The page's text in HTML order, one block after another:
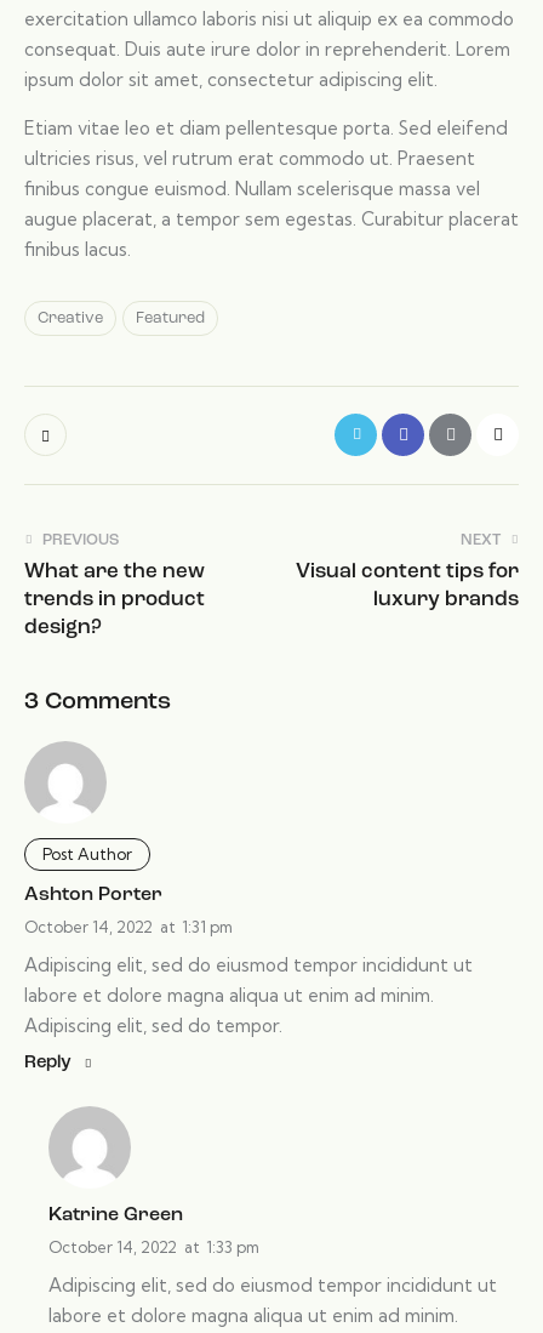
exercitation ullamco laboris nisi ut aliquip ex ea commodo
consequat. Duis aute irure dolor in reprehenderit. Lorem
ipsum dolor sit amet, consectetur adipiscing elit.
Etiam vitae leo et diam pellentesque porta. Sed eleifend
ultricies risus, vel rutrum erat commodo ut. Praesent
finibus congue euismod. Nullam scelerisque massa vel
augue placerat, a tempor sem egestas. Curabitur placerat
finibus lacus.
Creative Featured
PREVIOUS
What are the new
trends in product
design?
NEXT
Visual content tips for
luxury brands
3 Comments
Post Author
Ashton Porter
October 14, 2022 at 1:31 pm
Adipiscing elit, sed do eiusmod tempor incididunt ut
labore et dolore magna aliqua ut enim ad minim.
Adipiscing elit, sed do tempor.
Reply
Katrine Green
October 14, 2022 at 1:33 pm
Adipiscing elit, sed do eiusmod tempor incididunt ut
labore et dolore magna aliqua ut enim ad minim.